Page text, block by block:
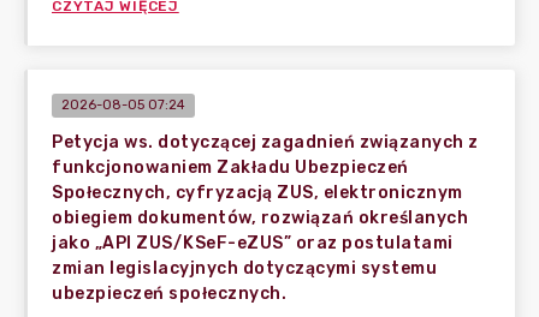
CZYTAJ WIĘCEJ
2026-08-05 07:24
Petycja ws. dotyczącej zagadnień związanych z
funkcjonowaniem Zakładu Ubezpieczeń
Społecznych, cyfryzacją ZUS, elektronicznym
obiegiem dokumentów, rozwiązań określanych
jako „API ZUS/KSeF-eZUS” oraz postulatami
zmian legislacyjnych dotyczącymi systemu
ubezpieczeń społecznych.